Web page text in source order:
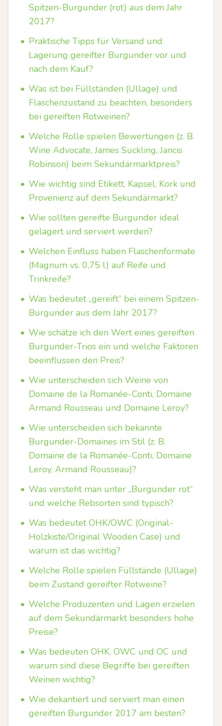
Spitzen-Burgunder (rot) aus dem Jahr
2017?
• Praktische Tipps für Versand und
Lagerung gereifter Burgunder vor und
nach dem Kauf?
• Was ist bei Füllständen (Ullage) und
Flaschenzustand zu beachten, besonders
bei gereiften Rotweinen?
• Welche Rolle spielen Bewertungen (z. B.
Wine Advocate, James Suckling, Jancis
Robinson) beim Sekundärmarktpreis?
• Wie wichtig sind Etikett, Kapsel, Kork und
Provenienz auf dem Sekundärmarkt?
• Wie sollten gereifte Burgunder ideal
gelagert und serviert werden?
• Welchen Einfluss haben Flaschenformate
(Magnum vs. 0,75 l) auf Reife und
Trinkreife?
• Was bedeutet „gereift“ bei einem Spitzen-
Burgunder aus dem Jahr 2017?
• Wie schätze ich den Wert eines gereiften
Burgunder-Trios ein und welche Faktoren
beeinflussen den Preis?
• Wie unterscheiden sich Weine von
Domaine de la Romanée-Conti, Domaine
Armand Rousseau und Domaine Leroy?
• Wie unterscheiden sich bekannte
Burgunder-Domaines im Stil (z. B.
Domaine de la Romanée-Conti, Domaine
Leroy, Armand Rousseau)?
• Was versteht man unter „Burgunder rot“
und welche Rebsorten sind typisch?
• Was bedeutet OHK/OWC (Original-
Holzkiste/Original Wooden Case) und
warum ist das wichtig?
• Welche Rolle spielen Füllstände (Ullage)
beim Zustand gereifter Rotweine?
• Welche Produzenten und Lagen erzielen
auf dem Sekundärmarkt besonders hohe
Preise?
• Was bedeuten OHK, OWC und OC und
warum sind diese Begriffe bei gereiften
Weinen wichtig?
• Wie dekantiert und serviert man einen
gereiften Burgunder 2017 am besten?